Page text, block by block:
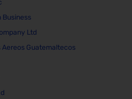
Business
Ltd
Aereos Guatemaltecos